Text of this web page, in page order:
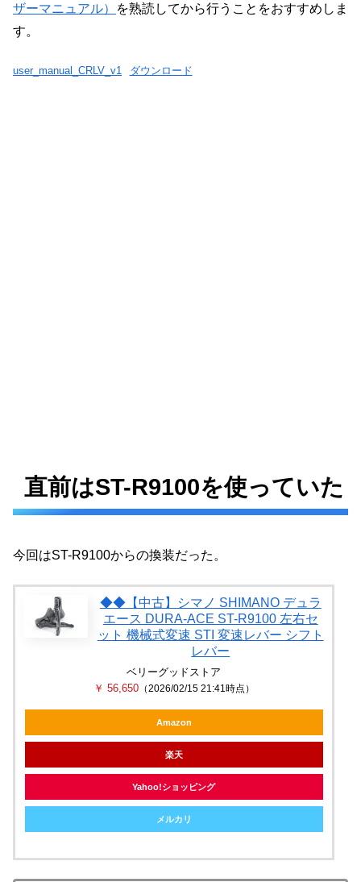
ザーマニュアル）
を熟読してから行うことをおすすめしま
す。
user_manual_CRLV_v1 ダウンロード
直前はST-R9100を使っていた
今回はST-R9100からの換装だった。
◆◆【中古】シマノ SHIMANO デュラ
エース DURA-ACE ST-R9100 左右セ
ット 機械式変速 STI 変速レバー シフト
レバー
ベリーグッドストア
￥ 56,650（2026/02/15 21:41時点）
Amazon
楽天
Yahoo!ショッピング
メルカリ